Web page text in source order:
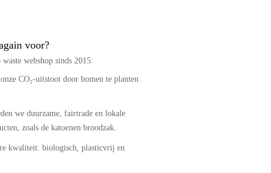
voor?
webshop sinds 2015:
CO₂-uitstoot door bomen te planten
we duurzame, fairtrade en lokale
zoals de katoenen broodzak.
kwaliteit: biologisch, plasticvrij en